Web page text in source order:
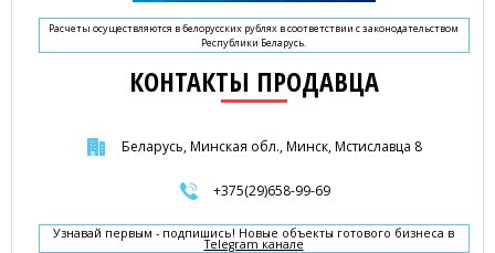
Расчеты осуществляются в белорусских рублях в соответствии с законодательством
Республики Беларусь.
КОНТАКТЫ ПРОДАВЦА
Беларусь, Минская обл., Минск, Мстиславца 8
+375(29)658-99-69
Узнавай первым - подпишись! Новые объекты готового бизнеса в
Telegram канале